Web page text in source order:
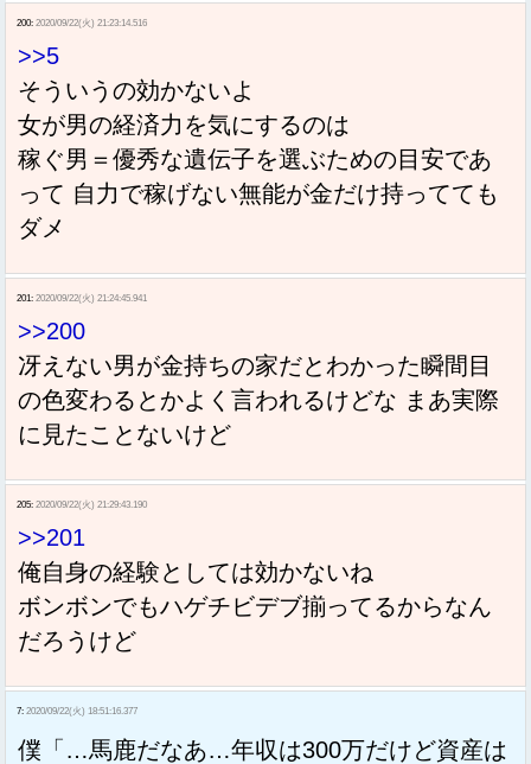
200: 2020/09/22(火) 21:23:14.516
>>5
そういうの効かないよ
女が男の経済力を気にするのは
稼ぐ男＝優秀な遺伝子を選ぶための目安であ
って 自力で稼げない無能が金だけ持ってても
ダメ
201: 2020/09/22(火) 21:24:45.941
>>200
冴えない男が金持ちの家だとわかった瞬間目
の色変わるとかよく言われるけどな まあ実際
に見たことないけど
205: 2020/09/22(火) 21:29:43.190
>>201
俺自身の経験としては効かないね
ボンボンでもハゲチビデブ揃ってるからなん
だろうけど
7: 2020/09/22(火) 18:51:16.377
僕「…馬鹿だなあ…年収は300万だけど資産は